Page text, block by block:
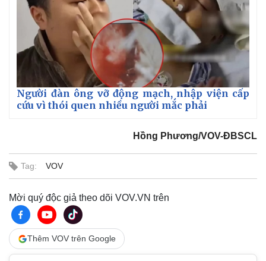
Người đàn ông vỡ động mạch, nhập viện cấp
cứu vì thói quen nhiều người mắc phải
Hồng Phương/VOV-ĐBSCL
Tag: VOV
Mời quý độc giả theo dõi VOV.VN trên
Thêm VOV trên Google